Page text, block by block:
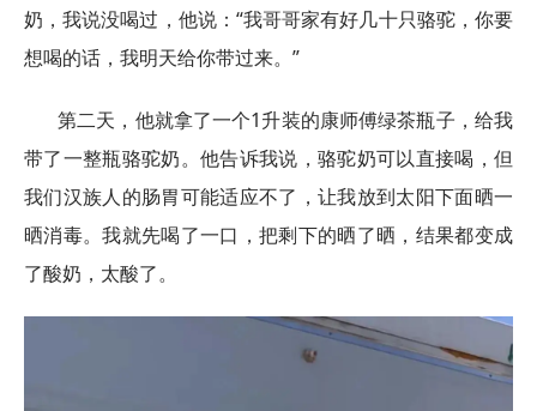
奶，我说没喝过，他说：“我哥哥家有好几十只骆驼，你要
想喝的话，我明天给你带过来。”
第二天，他就拿了一个1升装的康师傅绿茶瓶子，给我
带了一整瓶骆驼奶。他告诉我说，骆驼奶可以直接喝，但
我们汉族人的肠胃可能适应不了，让我放到太阳下面晒一
晒消毒。我就先喝了一口，把剩下的晒了晒，结果都变成
了酸奶，太酸了。